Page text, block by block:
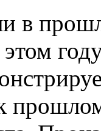
в
этом